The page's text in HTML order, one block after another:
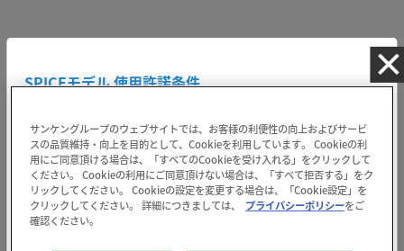
SPICEモデル 使用許諾条件
使用許諾条件
【使用許諾契約】
弊社が提供する弊社半導体製品のLTspice® およびOrCAD® PSpice® 用スパ
サンケングループのウェブサイトでは、お客様の利便性の向上およびサービ
スの品質維持・向上を目的として、Cookieを利用しています。 Cookieの利
用にご同意頂ける場合は、「すべてのCookieを受け入れる」をクリックして
ください。 Cookieの利用にご同意頂けない場合は、「すべて拒否する」をク
リックしてください。 Cookieの設定を変更する場合は、「Cookie設定」を
クリックしてください。 詳細につきましては、
プライバシーポリシーをご
確認ください。